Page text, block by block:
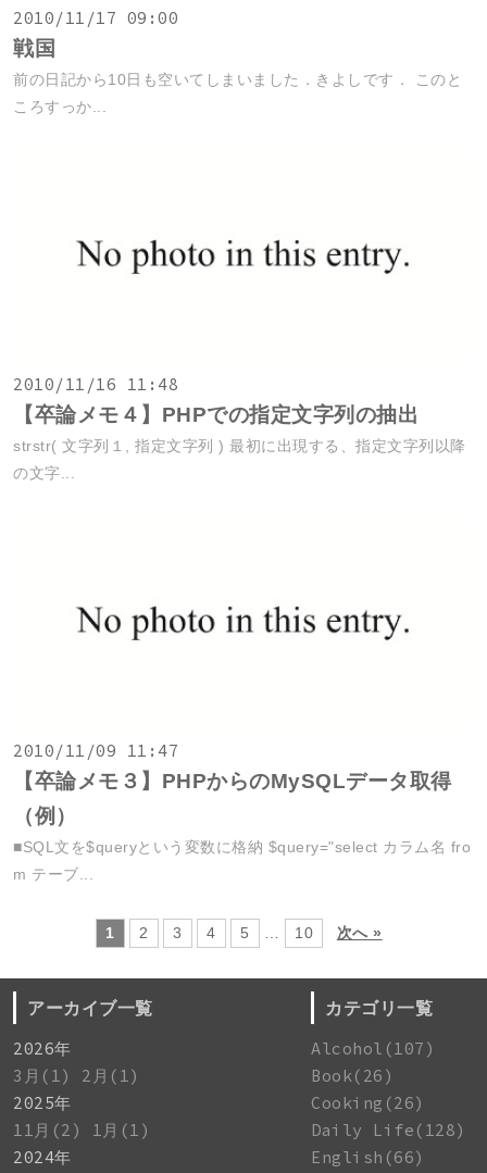
2010/11/17 09:00
戦国
前の日記から10日も空いてしまいました．きよしです． このと
ころすっか...
2010/11/16 11:48
【卒論メモ４】PHPでの指定文字列の抽出
strstr( 文字列１, 指定文字列 ) 最初に出現する、指定文字列以降
の文字...
2010/11/09 11:47
【卒論メモ３】PHPからのMySQLデータ取得
（例）
■SQL文を$queryという変数に格納 $query="select カラム名 fro
m テーブ...
1 2 3 4 5 … 10 次へ »
アーカイブ一覧
2026年
3月(1)
2月(1)
2025年
11月(2)
1月(1)
2024年
カテゴリ一覧
Alcohol(107)
Book(26)
Cooking(26)
Daily Life(128)
English(66)